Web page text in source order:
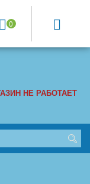
0
НЕ РАБОТАЕТ